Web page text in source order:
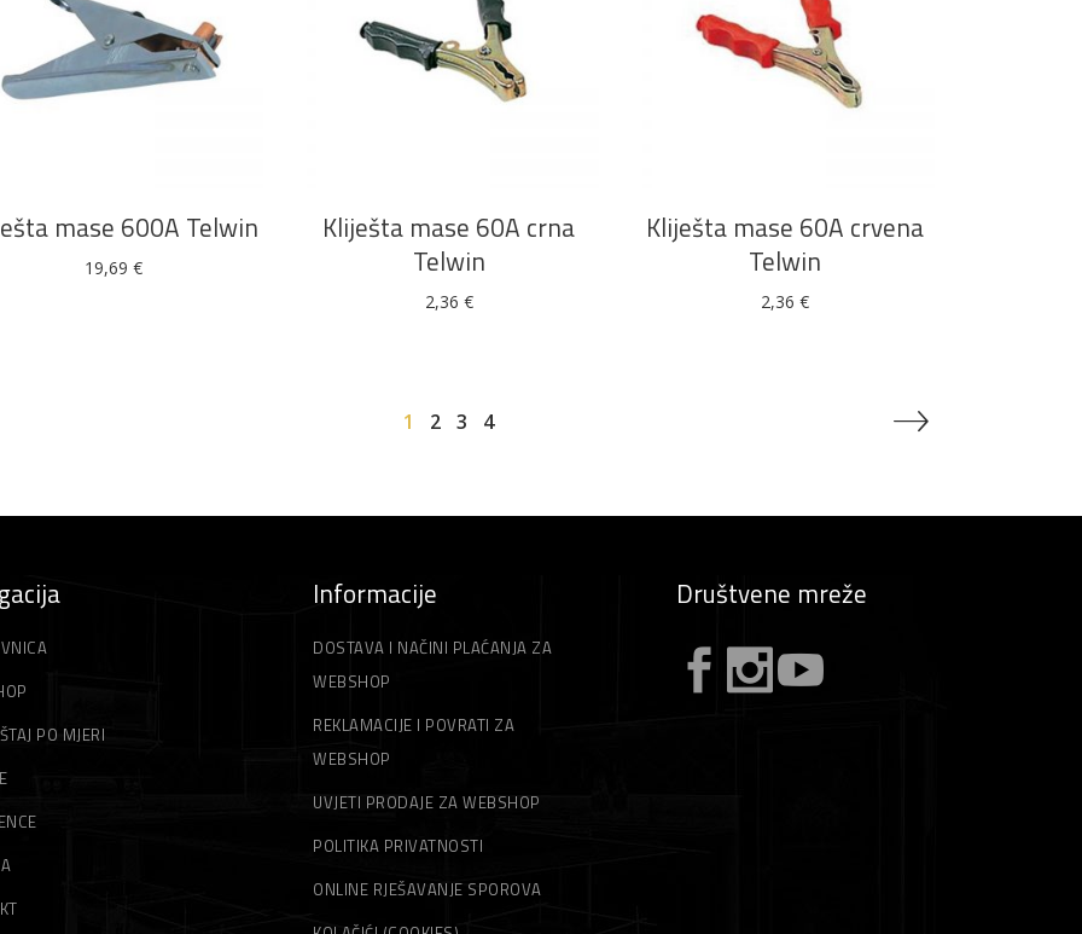
mase 600A Telwin
19,69 €
Kliješta mase 60A crna
Telwin
2,36 €
Kliješta mase 60A crvena
Telwin
2,36 €
1 2 3 4
PO MJERI
Informacije
DOSTAVA I NAČINI PLAĆANJA ZA
WEBSHOP
REKLAMACIJE I POVRATI ZA
WEBSHOP
UVJETI PRODAJE ZA WEBSHOP
POLITIKA PRIVATNOSTI
ONLINE RJEŠAVANJE SPOROVA
Društvene mreže